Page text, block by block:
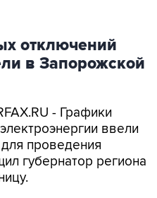
отключений
в Запорожской
- Графики
ввели
проведения
губернатор региона